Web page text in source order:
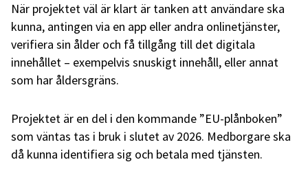
När projektet väl är klart är tanken att användare ska
kunna, antingen via en app eller andra onlinetjänster,
verifiera sin ålder och få tillgång till det digitala
innehållet – exempelvis snuskigt innehåll, eller annat
som har åldersgräns.
Projektet är en del i den kommande ”EU-plånboken”
som väntas tas i bruk i slutet av 2026. Medborgare ska
då kunna identifiera sig och betala med tjänsten.